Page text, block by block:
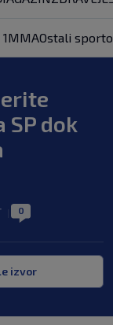
MMAOstali
dok
0
izvor